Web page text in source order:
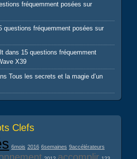
fréquemment posées sur
questions fréquemment posées sur
dans 15 questions fréquemment
X39
Tous les secrets et la magie d’un
Clefs
6mois 2016 6semaines 9accélérateurs